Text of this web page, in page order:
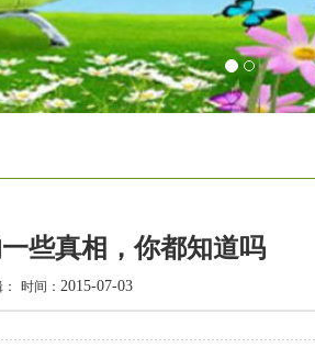
些真相，你都知道吗
时间： 2015-07-03